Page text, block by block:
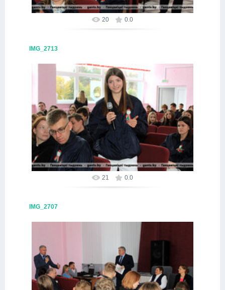
20 0.0
IMG_2713
09.10.2025
Alex
21 0.0
IMG_2707
09.10.2025
Alex